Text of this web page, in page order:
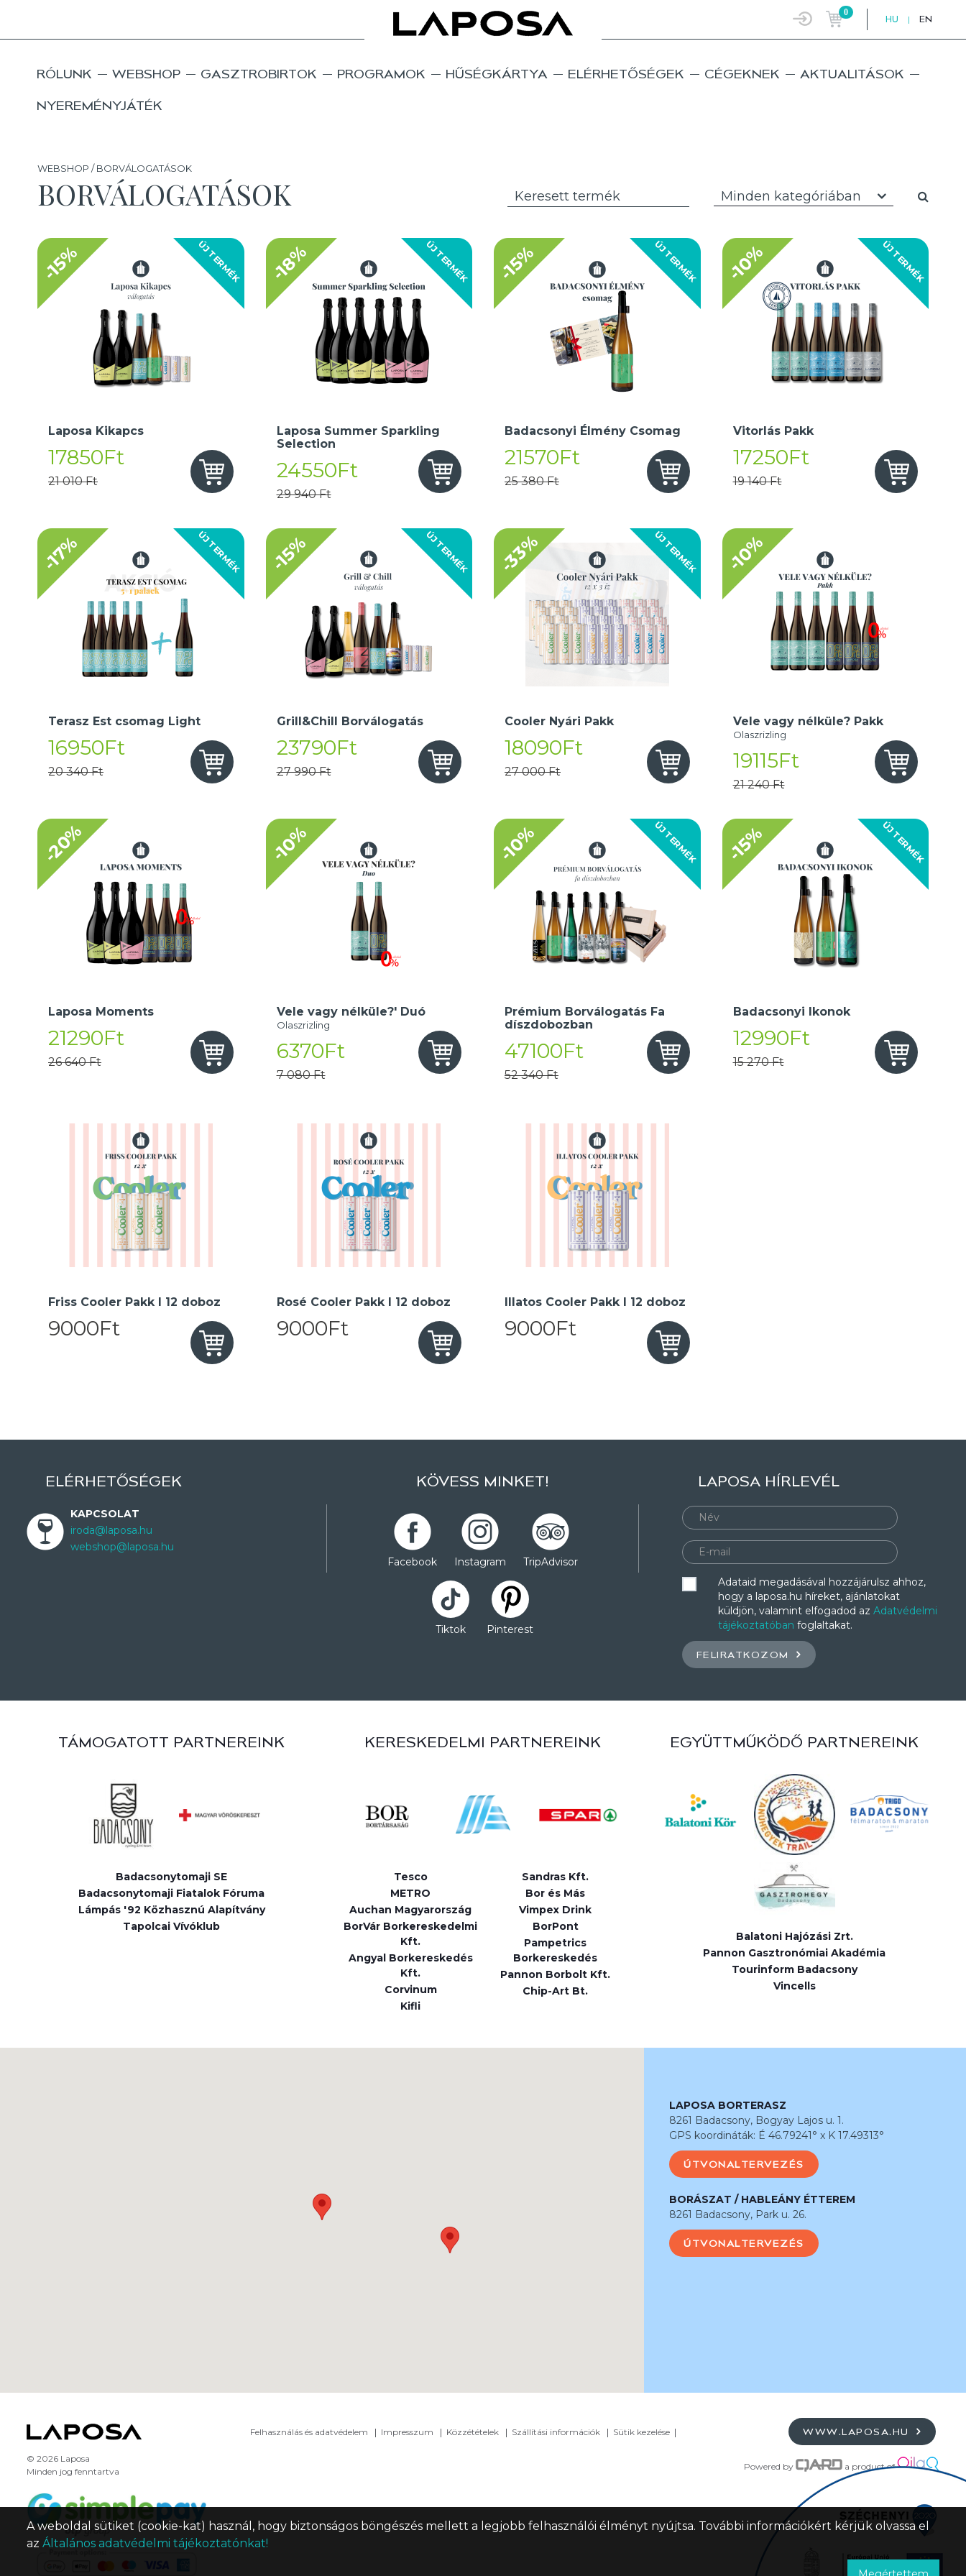
0
HU | EN
RÓLUNK WEBSHOP GASZTROBIRTOK PROGRAMOK HŰSÉGKÁRTYA ELÉRHETŐSÉGEK CÉGEKNEK AKTUALITÁSOK
NYEREMÉNYJÁTÉK
WEBSHOP / BORVÁLOGATÁSOK
BORVÁLOGATÁSOK Minden kategóriában
ÚJ TERMÉK
-15%
Laposa Kikapcs
17850Ft
21 010 Ft
ÚJ TERMÉK
-18%
Laposa Summer Sparkling
Selection
24550Ft
29 940 Ft
ÚJ TERMÉK
-15%
Badacsonyi Élmény Csomag
21570Ft
25 380 Ft
ÚJ TERMÉK
-10%
Vitorlás Pakk
17250Ft
19 140 Ft
ÚJ TERMÉK
-17%
Terasz Est csomag Light
16950Ft
20 340 Ft
ÚJ TERMÉK
-15%
Grill&Chill Borválogatás
23790Ft
27 990 Ft
ÚJ TERMÉK
-33%
Cooler Nyári Pakk
18090Ft
27 000 Ft
-10%
Vele vagy nélküle? Pakk
Olaszrizling
19115Ft
21 240 Ft
-20%
Laposa Moments
21290Ft
26 640 Ft
-10%
Vele vagy nélküle?' Duó
Olaszrizling
6370Ft
7 080 Ft
ÚJ TERMÉK
-10%
Prémium Borválogatás Fa
díszdobozban
47100Ft
52 340 Ft
ÚJ TERMÉK
-15%
Badacsonyi Ikonok
12990Ft
15 270 Ft
Friss Cooler Pakk I 12 doboz
9000Ft
Rosé Cooler Pakk I 12 doboz
9000Ft
Illatos Cooler Pakk I 12 doboz
9000Ft
ELÉRHETŐSÉGEK
KAPCSOLAT
iroda@laposa.hu
webshop@laposa.hu
KÖVESS MINKET!
Facebook Instagram TripAdvisor
Tiktok Pinterest
LAPOSA HÍRLEVÉL
Adataid megadásával hozzájárulsz ahhoz,
hogy a laposa.hu híreket, ajánlatokat
küldjön, valamint elfogadod az Adatvédelmi
tájékoztatóban foglaltakat.
FELIRATKOZOM
TÁMOGATOTT PARTNEREINK
Badacsonytomaji SE
Badacsonytomaji Fiatalok Fóruma
Lámpás '92 Közhasznú Alapítvány
Tapolcai Vívóklub
KERESKEDELMI PARTNEREINK
Tesco
METRO
Auchan Magyarország
BorVár Borkereskedelmi
Kft.
Angyal Borkereskedés
Kft.
Corvinum
Kifli
Sandras Kft.
Bor és Más
Vimpex Drink
BorPont
Pampetrics
Borkereskedés
Pannon Borbolt Kft.
Chip-Art Bt.
EGYÜTTMŰKÖDŐ PARTNEREINK
Balatoni Hajózási Zrt.
Pannon Gasztronómiai Akadémia
Tourinform Badacsony
Vincells
LAPOSA BORTERASZ
8261 Badacsony, Bogyay Lajos u. 1.
GPS koordináták: É 46.79241° x K 17.49313°
ÚTVONALTERVEZÉS
BORÁSZAT / HABLEÁNY ÉTTEREM
8261 Badacsony, Park u. 26.
ÚTVONALTERVEZÉS
Felhasználás és adatvédelem Impresszum Közzétételek Szállítási információk Sütik kezelése WWW.LAPOSA.HU
© 2026 Laposa
Minden jog fenntartva
Powered by a product of
A weboldal sütiket (cookie-kat) használ, hogy biztonságos böngészés mellett a legjobb felhasználói élményt nyújtsa. További információkért kérjük olvassa el
az Általános adatvédelmi tájékoztatónkat!